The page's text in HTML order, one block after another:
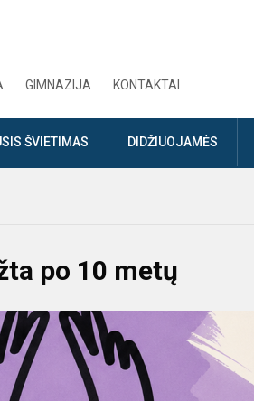
GIMNAZIJA KONTAKTAI
ŠVIETIMAS DIDŽIUOJAMĖS
po 10 metų